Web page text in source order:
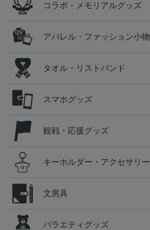
コラボ・メモリアルグッズ
アパレル・ファッション小物
タオル・リストバンド
スマホグッズ
観戦・応援グッズ
キーホルダー・アクセサリー
文房具
バラエティグッズ